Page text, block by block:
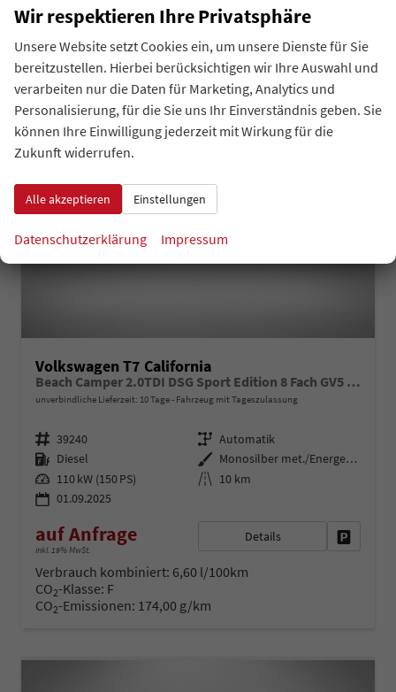
CO2-Emissionen:174,00 g/km
Volkswagen T7 California
Beach Camper 2.0TDI DSG Sport Edition 8 Fach GV5 High+
unverbindliche Lieferzeit: 10 Tage Fahrzeug mit Tageszulassung
Fahrzeugnr. 39240 Getriebe Automatik
Kraftstoff Diesel Außenfarbe
Monosilber met./Energetic Orange met. Dach Schwarz
Leistung 110 kW (150 PS) Kilometerstand 10 km
01.09.2025
auf Anfrage
inkl. 19% MwSt.
Details
Verbrauch kombiniert: 6,60 l/100km
CO2-Klasse: F
CO2-Emissionen: 174,00 g/km
Wir respektieren Ihre Privatsphäre
Unsere Website setzt Cookies ein, um unsere Dienste für Sie
bereitzustellen. Hierbei berücksichtigen wir Ihre Auswahl und
verarbeiten nur die Daten für Marketing, Analytics und
Personalisierung, für die Sie uns Ihr Einverständnis geben. Sie
können Ihre Einwilligung jederzeit mit Wirkung für die
Zukunft widerrufen.
Alle akzeptieren Einstellungen
Datenschutzerklärung Impressum